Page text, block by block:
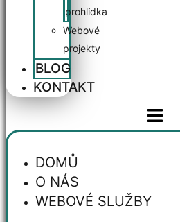
prohlídka
Webové
projekty
BLOG
KONTAKT
DOMŮ
O NÁS
WEBOVÉ SLUŽBY